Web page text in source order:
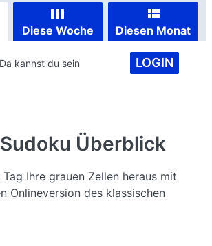
Diese Woche Diesen Monat
Da kannst du sein LOGIN
Überblick
Ihre grauen Zellen heraus mit
Onlineversion des klassischen